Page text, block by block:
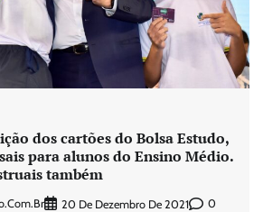
dos cartões do Bolsa Estudo,
para alunos do Ensino Médio.
também
20 De Dezembro De 2021 0